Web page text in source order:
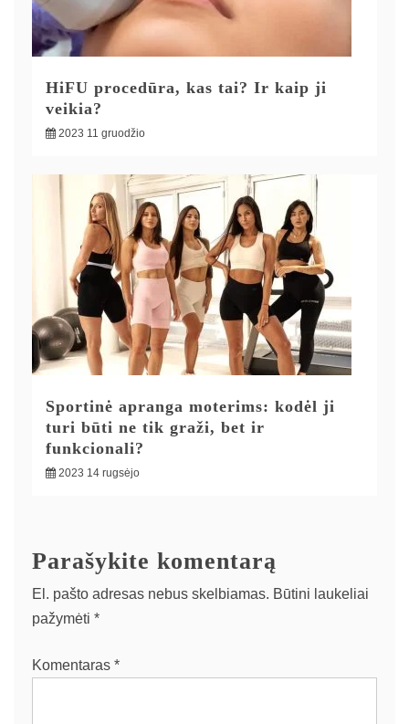
HiFU procedūra, kas tai? Ir kaip ji
veikia?
2023 11 gruodžio
Sportinė apranga moterims: kodėl ji
turi būti ne tik graži, bet ir
funkcionali?
2023 14 rugsėjo
Parašykite komentarą
El. pašto adresas nebus skelbiamas. Būtini laukeliai
pažymėti *
Komentaras *